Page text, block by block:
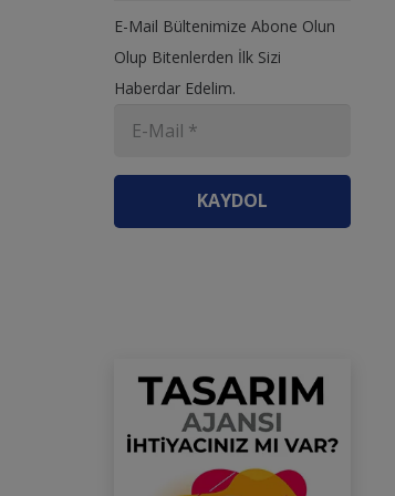
E-Mail Bültenimize Abone Olun
Olup Bitenlerden İlk Sizi
Haberdar Edelim.
KAYDOL